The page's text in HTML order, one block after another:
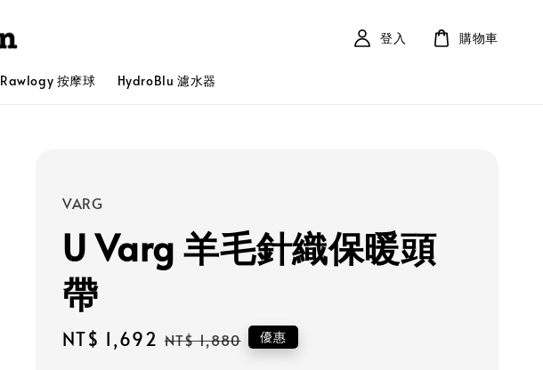
Rawlogy 按摩球 HydroBlu 濾水器
登入 購物車
VARG
U Varg 羊毛針織保暖頭
帶
Sale
NT$ 1,692 Regular
NT$ 1,880 優惠